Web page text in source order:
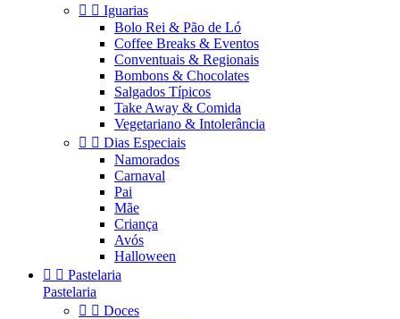
  Iguarias
Bolo Rei & Pão de Ló
Coffee Breaks & Eventos
Conventuais & Regionais
Bombons & Chocolates
Salgados Típicos
Take Away & Comida
Vegetariano & Intolerância
  Dias Especiais
Namorados
Carnaval
Pai
Mãe
Criança
Avós
Halloween
  Pastelaria
Pastelaria
  Doces